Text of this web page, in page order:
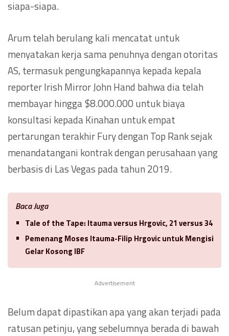
siapa-siapa.
Arum telah berulang kali mencatat untuk
menyatakan kerja sama penuhnya dengan otoritas
AS, termasuk pengungkapannya kepada kepala
reporter Irish Mirror John Hand bahwa dia telah
membayar hingga $8.000.000 untuk biaya
konsultasi kepada Kinahan untuk empat
pertarungan terakhir Fury dengan Top Rank sejak
menandatangani kontrak dengan perusahaan yang
berbasis di Las Vegas pada tahun 2019.
Baca Juga
Tale of the Tape: Itauma versus Hrgovic, 21 versus 34
Pemenang Moses Itauma-Filip Hrgovic untuk Mengisi
Gelar Kosong IBF
Advertisement
Belum dapat dipastikan apa yang akan terjadi pada
ratusan petinju, yang sebelumnya berada di bawah